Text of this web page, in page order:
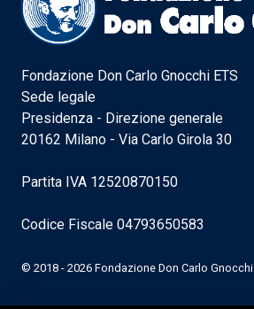
Fondazione Don Carlo Gnocchi ETS
Sede legale
Presidenza - Direzione generale
20162 Milano - Via Carlo Girola 30
Partita IVA 12520870150
Codice Fiscale 04793650583
© 2018 - 2026 Fondazione Don Carlo Gnocchi